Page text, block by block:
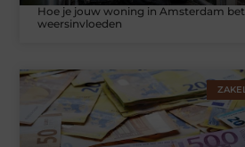
Hoe je jouw woning in Amsterdam
weersinvloeden